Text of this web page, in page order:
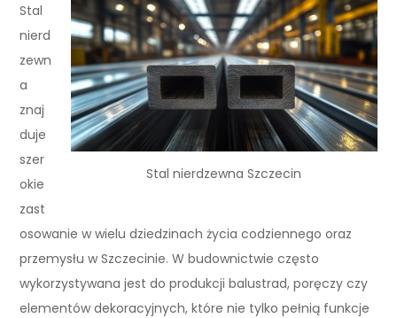
Stal nierdzewna Szczecin
Stal
nierd
zewn
a
znaj
duje
szer
okie
zast
osowanie w wielu dziedzinach życia codziennego oraz
przemysłu w Szczecinie. W budownictwie często
wykorzystywana jest do produkcji balustrad, poręczy czy
elementów dekoracyjnych, które nie tylko pełnią funkcje